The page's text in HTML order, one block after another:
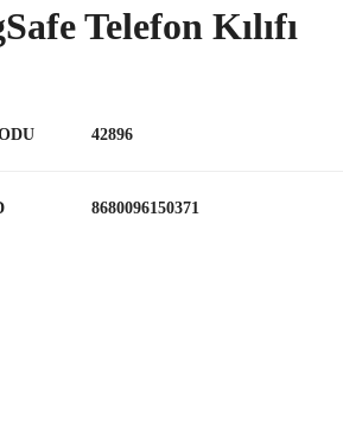
Telefon Kılıfı
42896
8680096150371